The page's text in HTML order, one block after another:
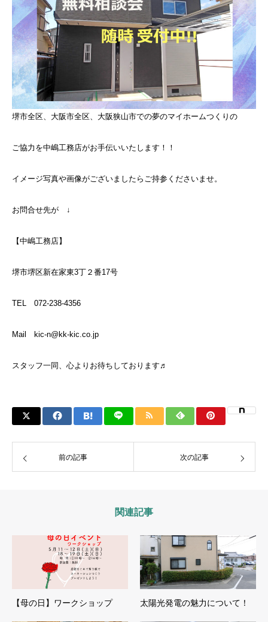
堺市全区、大阪市全区、大阪狭山市での夢のマイホームつくりの
ご協力を中嶋工務店がお手伝いいたします！！
イメージ写真や画像がございましたらご持参くださいませ。
お問合せ先が ↓
【中嶋工務店】
堺市堺区新在家東3丁２番17号
TEL 072-238-4356
Mail kic-n@kk-kic.co.jp
スタッフ一同、心よりお待ちしております♬
前の記事 次の記事
関連記事
【母の日】ワークショップ 太陽光発電の魅力について！